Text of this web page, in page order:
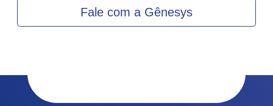
Fale com a Gênesys